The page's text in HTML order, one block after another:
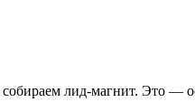
лид-магнит. Это —